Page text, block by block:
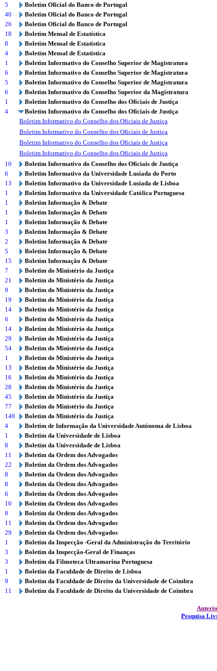
5
Boletim Oficial do Banco de Portugal
40
Boletim Oficial do Banco de Portugal
26
Boletim Oficial do Banco de Portugal
18
Boletim Mensal de Estatística
8
Boletim Mensal de Estatística
4
Boletim Mensal de Estatística
1
Boletim Informativo do Conselho Superior de Magistratura
6
Boletim Informativo do Conselho Superior de Magistratura
5
Boletim Informativo do Conselho Superior de Magistratura
6
Boletim Informativo do Conselho Superior da Magistratura
1
Boletim Informativo do Conselho dos Oficiais de Justiça
4
Boletim Informativo do Conselho dos Oficiais de Justiça
Boletim Informativo do Conselho dos Oficiais de Justiça
Boletim Informativo do Conselho dos Oficiais de Justiça
Boletim Informativo do Conselho dos Oficiais de Justiça
Boletim Informativo do Conselho dos Oficiais de Justiça
10
Boletim Informativo do Conselho dos Oficiais de Justiça
6
Boletim Informativo da Universidade Lusíada do Porto
13
Boletim Informativo da Universidade Lusíada de Lisboa
1
Boletim Informativo da Universidade Católica Portuguesa
1
Boletim Informação & Debate
1
Boletim Informação & Debate
1
Boletim Informação & Debate
3
Boletim Informação & Debate
2
Boletim Informação & Debate
5
Boletim Informação & Debate
15
Boletim Informação & Debate
7
Boletim do Ministério da Justiça
21
Boletim do Ministério da Justiça
9
Boletim do Ministério da Justiça
19
Boletim do Ministério da Justiça
14
Boletim do Ministério da Justiça
6
Boletim do Ministério da Justiça
14
Boletim do Ministério da Justiça
29
Boletim do Ministério da Justiça
54
Boletim do Ministério da Justiça
1
Boletim do Ministério da Justiça
13
Boletim do Ministério da Justiça
16
Boletim do Ministério da Justiça
28
Boletim do Ministério da Justiça
45
Boletim do Ministério da Justiça
77
Boletim do Ministério da Justiça
149
Boletim do Ministério da Justiça
4
Boletim de Informação da Universidade Autónoma de Lisboa
1
Boletim da Universidade de Lisboa
8
Boletim da Universidade de Lisboa
11
Boletim da Ordem dos Advogados
22
Boletim da Ordem dos Advogados
8
Boletim da Ordem dos Advogados
8
Boletim da Ordem dos Advogados
6
Boletim da Ordem dos Advogados
10
Boletim da Ordem dos Advogados
8
Boletim da Ordem dos Advogados
11
Boletim da Ordem dos Advogados
29
Boletim da Ordem dos Advogados
1
Boletim da Inspecção -Geral da Administração do Território
3
Boletim da Inspecção-Geral de Finanças
3
Boletim da Filmoteca Ultramarina Portuguesa
1
Boletim da Faculdade de Direito de Lisboa
9
Boletim da Faculdade de Direito da Universidade de Coimbra
11
Boletim da Faculdade de Direito da Universidade de Coimbra
Pesquisa